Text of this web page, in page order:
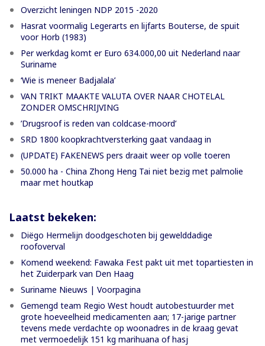
Overzicht leningen NDP 2015 -2020
Hasrat voormalig Legerarts en lijfarts Bouterse, de spuit
voor Horb (1983)
Per werkdag komt er Euro 634.000,00 uit Nederland naar
Suriname
‘Wie is meneer Badjalala’
VAN TRIKT MAAKTE VALUTA OVER NAAR CHOTELAL
ZONDER OMSCHRIJVING
’Drugsroof is reden van coldcase-moord’
SRD 1800 koopkrachtversterking gaat vandaag in
(UPDATE) FAKENEWS pers draait weer op volle toeren
50.000 ha - China Zhong Heng Tai niet bezig met palmolie
maar met houtkap
Laatst bekeken:
Diëgo Hermelijn doodgeschoten bij gewelddadige
roofoverval
Komend weekend: Fawaka Fest pakt uit met topartiesten in
het Zuiderpark van Den Haag
Suriname Nieuws | Voorpagina
Gemengd team Regio West houdt autobestuurder met
grote hoeveelheid medicamenten aan; 17-jarige partner
tevens mede verdachte op woonadres in de kraag gevat
met vermoedelijk 151 kg marihuana of hasj